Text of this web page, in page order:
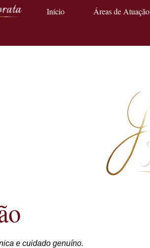
Início Áreas de Atuação
e cuidado genuíno.